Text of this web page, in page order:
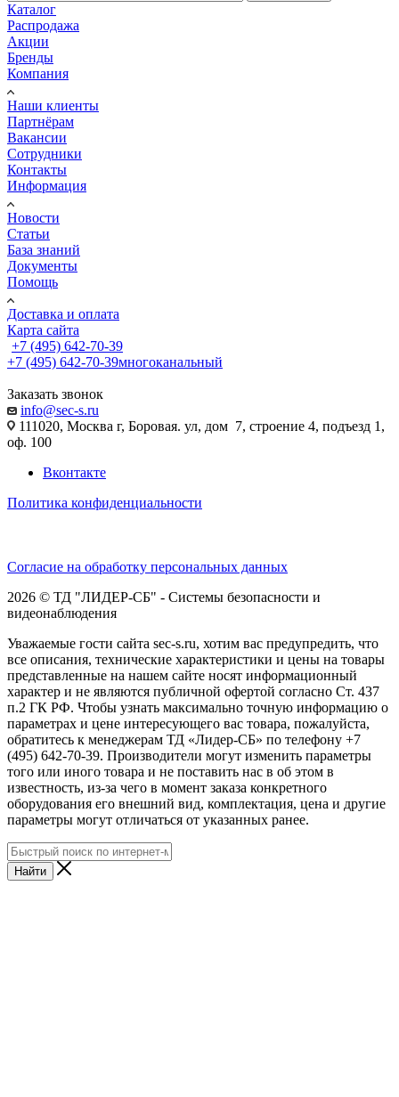
Каталог
Распродажа
Акции
Бренды
Компания
Наши клиенты
Партнёрам
Вакансии
Сотрудники
Контакты
Информация
Новости
Статьи
База знаний
Документы
Помощь
Доставка и оплата
Карта сайта
+7 (495) 642-70-39
+7 (495) 642-70-39многоканальный
Заказать звонок
info@sec-s.ru
111020, Москва г, Боровая. ул, дом 7, строение 4, подъезд 1,
оф. 100
Вконтакте
Политика конфиденциальности
Согласие на обработку персональных данных
2026 © ТД "ЛИДЕР-СБ" - Системы безопасности и
видеонаблюдения
Уважаемые гости сайта sec-s.ru, хотим вас предупредить, что
все описания, технические характеристики и цены на товары
представленные на нашем сайте носят информационный
характер и не являются публичной офертой согласно Ст. 437
п.2 ГК РФ. Чтобы узнать максимально точную информацию о
параметрах и цене интересующего вас товара, пожалуйста,
обратитесь к менеджерам ТД «Лидер-СБ» по телефону +7
(495) 642-70-39. Производители могут изменить параметры
того или иного товара и не поставить нас в об этом в
известность, из-за чего в момент заказа конкретного
оборудования его внешний вид, комплектация, цена и другие
параметры могут отличаться от указанных ранее.
Найти